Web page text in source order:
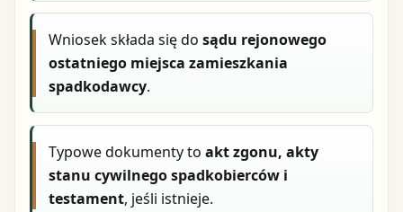
Wniosek składa się dosądu rejonowego
ostatniego miejsca zamieszkania
spadkodawcy.
Typowe dokumenty toakt zgonu, akty
stanu cywilnego spadkobierców i
testament, jeśli istnieje.